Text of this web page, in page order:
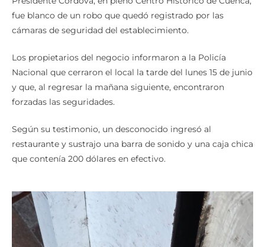
fue blanco de un robo que quedó registrado por las
cámaras de seguridad del establecimiento.
Los propietarios del negocio informaron a la Policía
Nacional que cerraron el local la tarde del lunes 15 de junio
y que, al regresar la mañana siguiente, encontraron
forzadas las seguridades.
Según su testimonio, un desconocido ingresó al
restaurante y sustrajo una barra de sonido y una caja chica
que contenía 200 dólares en efectivo.